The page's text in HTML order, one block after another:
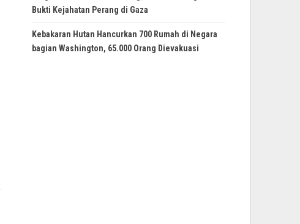
Bukti Kejahatan Perang di Gaza
Kebakaran Hutan Hancurkan 700 Rumah di Negara
bagian Washington, 65.000 Orang Dievakuasi